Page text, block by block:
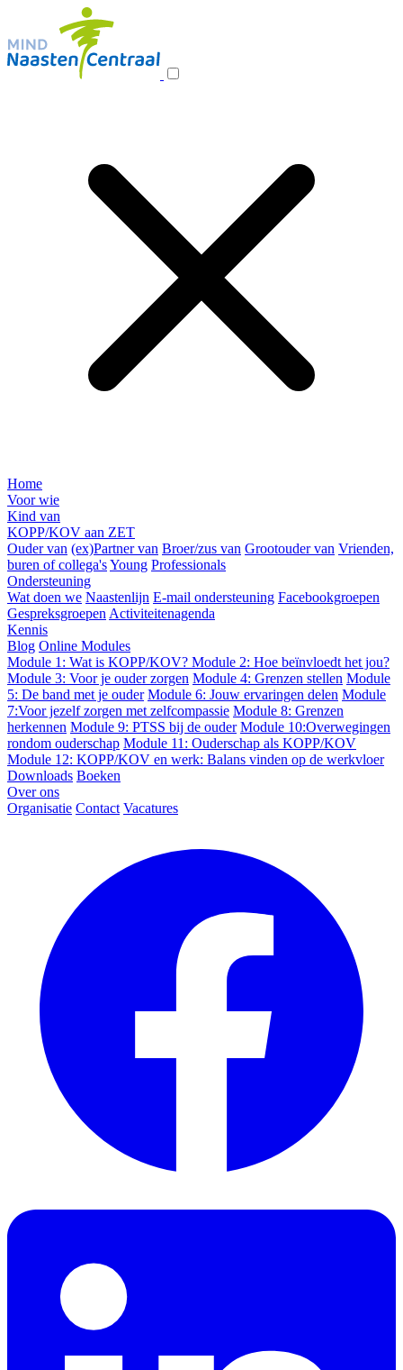
Home
Voor wie
Kind van
KOPP/KOV aan ZET
Ouder van (ex)Partner van Broer/zus van Grootouder van Vrienden,
buren of collega'sYoung Professionals
Ondersteuning
Wat doen we Naastenlijn E-mail ondersteuning Facebookgroepen
Gespreksgroepen Activiteitenagenda
Kennis
Blog Online Modules
Module 1: Wat is KOPP/KOV? Module 2: Hoe beïnvloedt het jou?
Module 3: Voor je ouder zorgen Module 4: Grenzen stellen Module
5: De band met je ouder Module 6: Jouw ervaringen delen Module
7:Voor jezelf zorgen met zelfcompassie Module 8: Grenzen
herkennen Module 9: PTSS bij de ouder Module 10:Overwegingen
rondom ouderschap Module 11: Ouderschap als KOPP/KOV
Module 12: KOPP/KOV en werk: Balans vinden op de werkvloer
Downloads Boeken
Over ons
Organisatie Contact Vacatures